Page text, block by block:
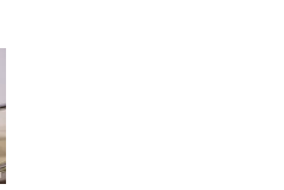
ブロガー